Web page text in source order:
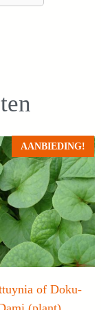
AANBIEDING!
of Doku-